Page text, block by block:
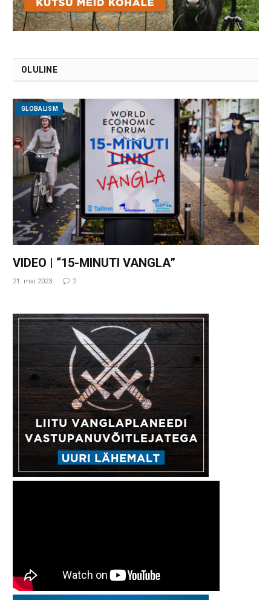
OLULINE
GLOBALISM
VIDEO | “15-MINUTI VANGLA”
21. mai 2023 2